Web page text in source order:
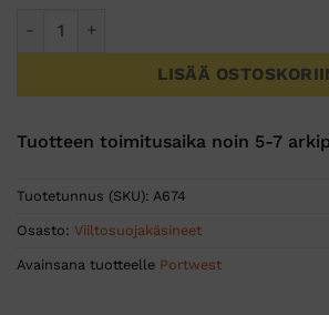
LISÄÄ
Tuotteen toimitusaika noin 5-7
Tuotetunnus (SKU): A674
Osasto: Viiltosuojakäsineet
Avainsana tuotteelle Portwest